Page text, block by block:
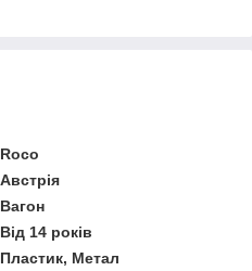
Roco
Австрія
Вагон
Від 14 років
Пластик, Метал